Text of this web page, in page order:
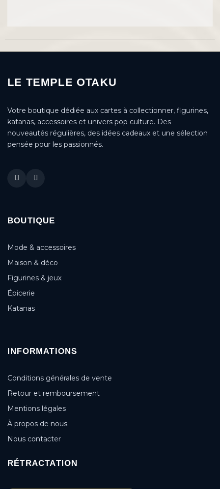
LE TEMPLE OTAKU
Votre boutique dédiée aux cartes à collectionner, figurines,
katanas, accessoires et univers pop culture. Des
nouveautés régulières, des idées cadeaux et une sélection
pensée pour les passionnés.
BOUTIQUE
Mode & accessoires
Maison & déco
Figurines & jeux
Épicerie
Katanas
INFORMATIONS
Conditions générales de vente
Retour et remboursement
Mentions légales
À propos de nous
Nous contacter
RÉTRACTATION